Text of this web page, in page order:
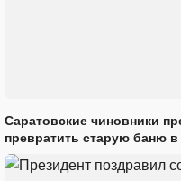
Саратовские чиновники
превратить старую баню в